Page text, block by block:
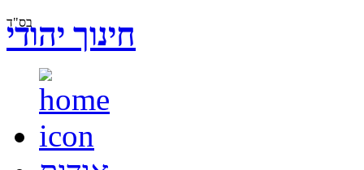
בס"ד
חינוך יהודי